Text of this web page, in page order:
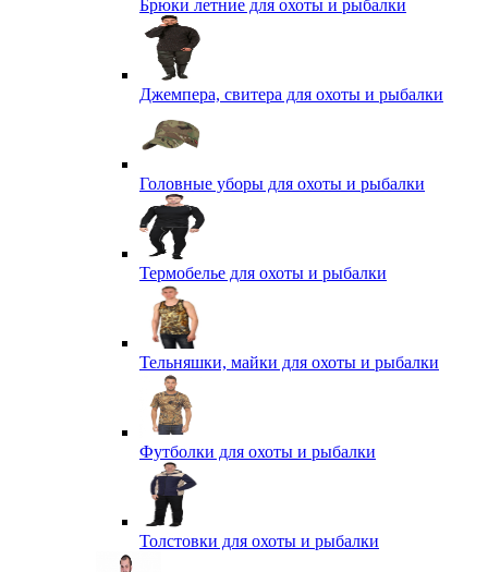
Брюки летние для охоты и рыбалки
Джемпера, свитера для охоты и рыбалки
Головные уборы для охоты и рыбалки
Термобелье для охоты и рыбалки
Тельняшки, майки для охоты и рыбалки
Футболки для охоты и рыбалки
Толстовки для охоты и рыбалки